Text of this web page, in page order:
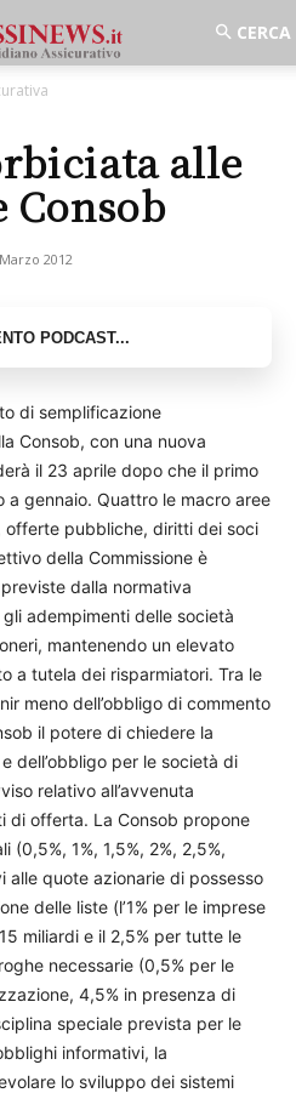
alle
Consob
2012
di semplificazione
Consob, con una nuova
il 23 aprile dopo che il primo
gennaio. Quattro le macro aree
pubbliche, diritti dei soci
della Commissione è
dalla normativa
adempimenti delle società
mantenendo un elevato
a tutela dei risparmiatori. Tra le
meno dell’obbligo di commento
il potere di chiedere la
dell’obbligo per le società di
relativo all’avvenuta
di offerta. La Consob propone
1%, 1,5%, 2%, 2,5%,
alle quote azionarie di possesso
delle liste (l’1% per le imprese
miliardi e il 2,5% per tutte le
necessarie (0,5% per le
4,5% in presenza di
speciale prevista per le
informativi, la
lo sviluppo dei sistemi